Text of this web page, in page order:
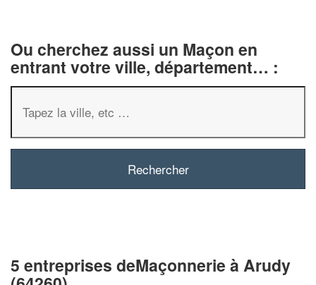
Ou cherchez aussi un Maçon en
entrant votre ville, département… :
5 entreprises deMaçonnerie à Arudy